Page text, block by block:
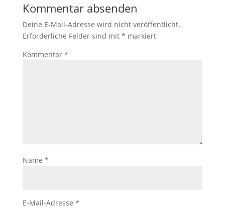
Kommentar absenden
Deine E-Mail-Adresse wird nicht veröffentlicht.
Erforderliche Felder sind mit * markiert
Kommentar *
Name *
E-Mail-Adresse *